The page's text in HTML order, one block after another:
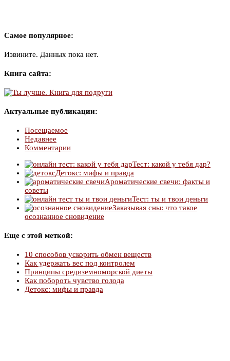
Самое популярное:
Извините. Данных пока нет.
Книга сайта:
Актуальные публикации:
Посещаемое
Недавнее
Комментарии
Тест: какой у тебя дар?
Детокс: мифы и правда
Ароматические свечи: факты и
советы
Тест: ты и твои деньги
Заказывая сны: что такое
осознанное сновидение
Еще с этой меткой:
10 способов ускорить обмен веществ
Как удержать вес под контролем
Принципы средиземноморской диеты
Как побороть чувство голода
Детокс: мифы и правда